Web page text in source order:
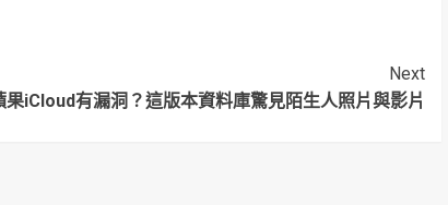
Next
果iCloud有漏洞？這版本資料庫驚見陌生人照片與影片